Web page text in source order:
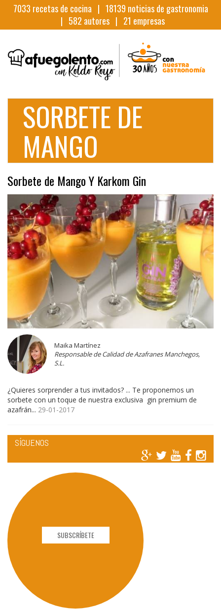
7033 recetas de cocina | 18139 noticias de gastronomia
| 582 autores | 21 empresas
SORBETE DE
MANGO
Sorbete de Mango Y Karkom Gin
Maika Martínez
Responsable de Calidad de Azafranes Manchegos,
S.L.
¿Quieres sorprender a tus invitados? ... Te proponemos un
sorbete con un toque de nuestra exclusiva gin premium de
azafrán... 29-01-2017
SÍGUENOS
SUBSCRÍBETE